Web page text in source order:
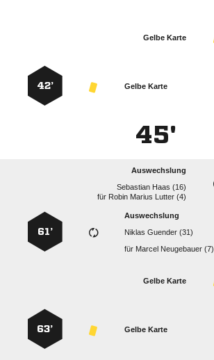
Gelbe Karte
Gelbe Karte
42’
45'
Auswechslung
  
für    
Auswechslung
  
für   
61’
Gelbe Karte
Gelbe Karte
63’